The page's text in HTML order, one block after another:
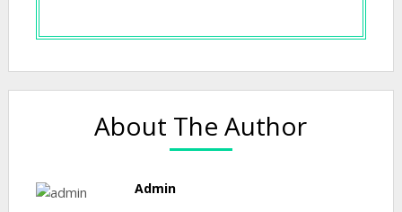
About The Author
Admin